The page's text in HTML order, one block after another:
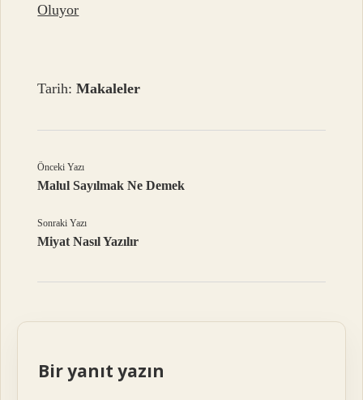
Oluyor
Tarih:Makaleler
Önceki Yazı
Malul Sayılmak Ne Demek
Sonraki Yazı
Miyat Nasıl Yazılır
Bir yanıt yazın